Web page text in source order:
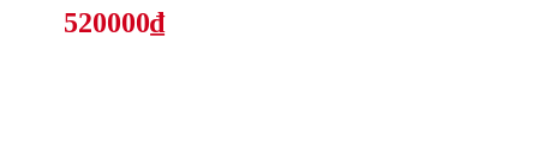
520000₫